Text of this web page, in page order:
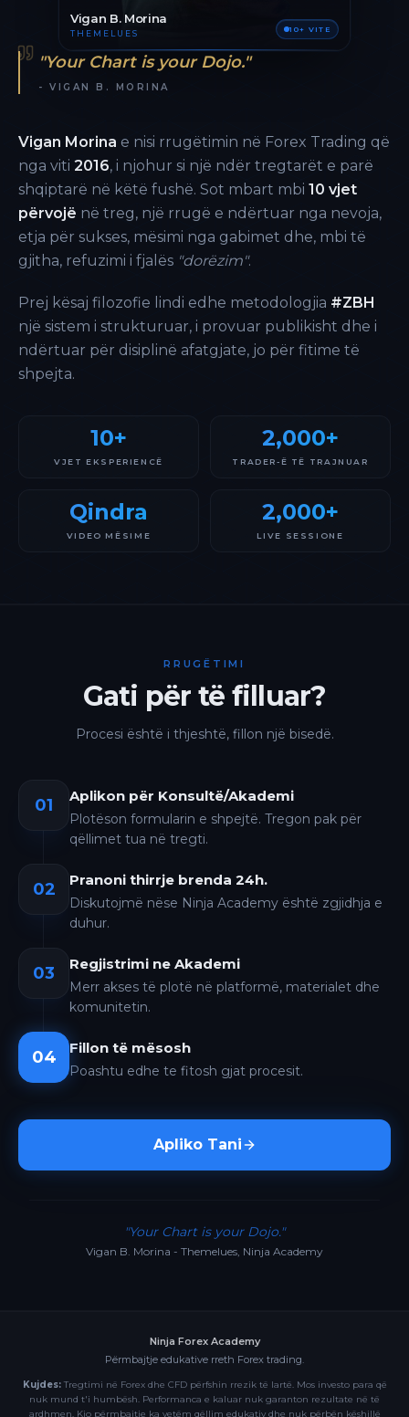
Vigan B. Morina
THEMELUES 10+ VITE
"Your Chart is your Dojo."
- VIGAN B. MORINA
Vigan Morina e nisi rrugëtimin në Forex Trading që
nga viti 2016, i njohur si një ndër tregtarët e parë
shqiptarë në këtë fushë. Sot mbart mbi 10 vjet
përvojë në treg, një rrugë e ndërtuar nga nevoja,
etja për sukses, mësimi nga gabimet dhe, mbi të
gjitha, refuzimi i fjalës "dorëzim".
Prej kësaj filozofie lindi edhe metodologjia #ZBH
një sistem i strukturuar, i provuar publikisht dhe i
ndërtuar për disiplinë afatgjate, jo për fitime të
shpejta.
10+
VJET EKSPERIENCË
2,000+
TRADER-Ë TË TRAJNUAR
Qindra
VIDEO MËSIME
2,000+
LIVE SESSIONE
RRUGËTIMI
Gati për të filluar?
Procesi është i thjeshtë, fillon një bisedë.
01 Aplikon për Konsultë/Akademi
Plotëson formularin e shpejtë. Tregon pak për
qëllimet tua në tregti.
02 Pranoni thirrje brenda 24h.
Diskutojmë nëse Ninja Academy është zgjidhja e
duhur.
03 Regjistrimi ne Akademi
Merr akses të plotë në platformë, materialet dhe
komunitetin.
04 Fillon të mësosh
Poashtu edhe te fitosh gjat procesit.
Apliko Tani
"Your Chart is your Dojo."
Vigan B. Morina - Themelues, Ninja Academy
Ninja Forex Academy
Përmbajtje edukative rreth Forex trading.
Kujdes:Tregtimi në Forex dhe CFD përfshin rrezik të lartë. Mos investo para që
nuk mund t'i humbësh. Performanca e kaluar nuk garanton rezultate në të
ardhmen. Kjo përmbajtje ka vetëm qëllim edukativ dhe nuk përbën këshillë